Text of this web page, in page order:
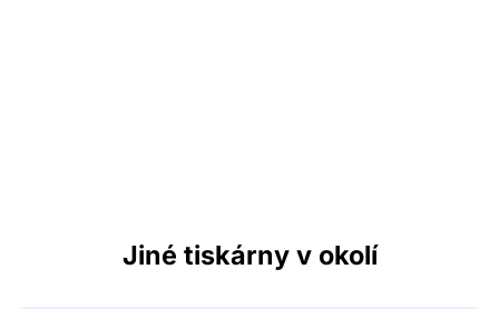
Jiné tiskárny v okolí